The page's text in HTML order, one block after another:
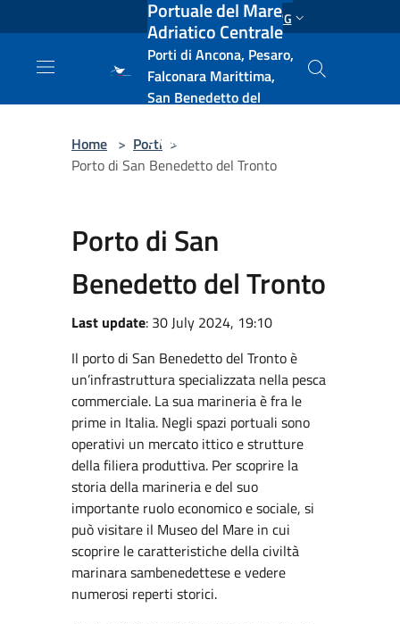
Salta al contenuto principale ENG
Portuale del Mare
Adriatico Centrale
Porti di Ancona, Pesaro,
Falconara Marittima,
San Benedetto del
e Vasto
Home > Porti >
Porto di San Benedetto del Tronto
Porto di San
Benedetto del Tronto
Last update: 30 July 2024, 19:10
Il porto di San Benedetto del Tronto è
un’infrastruttura specializzata nella pesca
commerciale. La sua marineria è fra le
prime in Italia. Negli spazi portuali sono
operativi un mercato ittico e strutture
della filiera produttiva. Per scoprire la
storia della marineria e del suo
importante ruolo economico e sociale, si
può visitare il Museo del Mare in cui
scoprire le caratteristiche della civiltà
marinara sambenedettese e vedere
numerosi reperti storici.